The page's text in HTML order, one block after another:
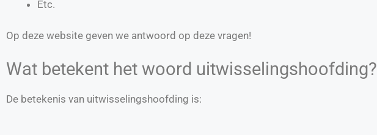
Etc.
Op deze website geven we antwoord op deze vragen!
Wat betekent het woord uitwisselingshoofding?
De betekenis van uitwisselingshoofding is: